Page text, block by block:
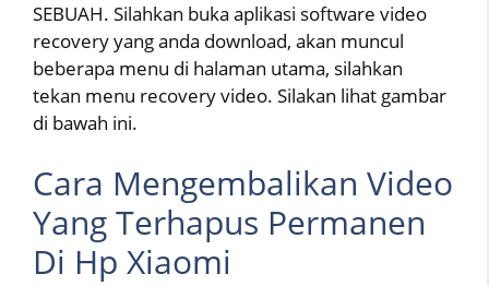
SEBUAH. Silahkan buka aplikasi software video
recovery yang anda download, akan muncul
beberapa menu di halaman utama, silahkan
tekan menu recovery video. Silakan lihat gambar
di bawah ini.
Cara Mengembalikan Video
Yang Terhapus Permanen
Di Hp Xiaomi